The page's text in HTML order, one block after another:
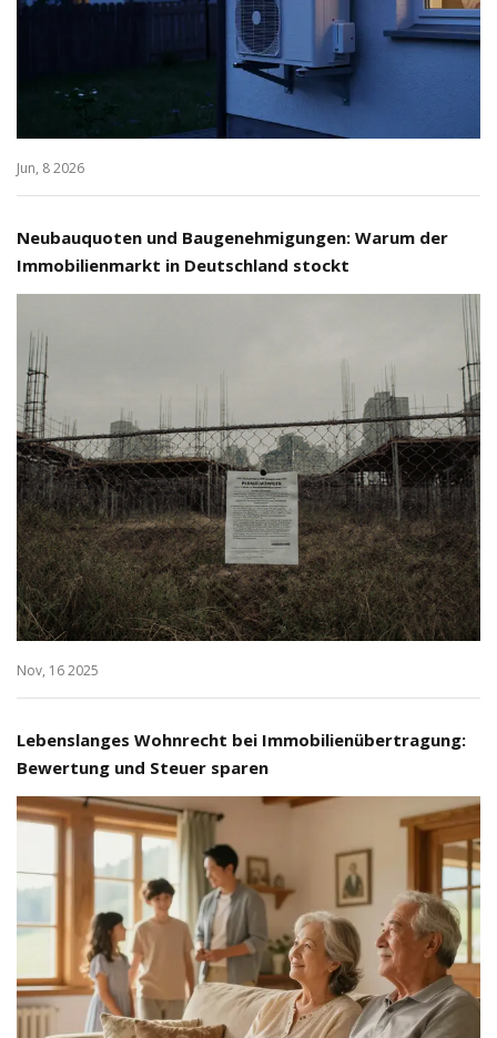
Jun, 8 2026
Neubauquoten und Baugenehmigungen: Warum der
Immobilienmarkt in Deutschland stockt
Nov, 16 2025
Lebenslanges Wohnrecht bei Immobilienübertragung:
Bewertung und Steuer sparen